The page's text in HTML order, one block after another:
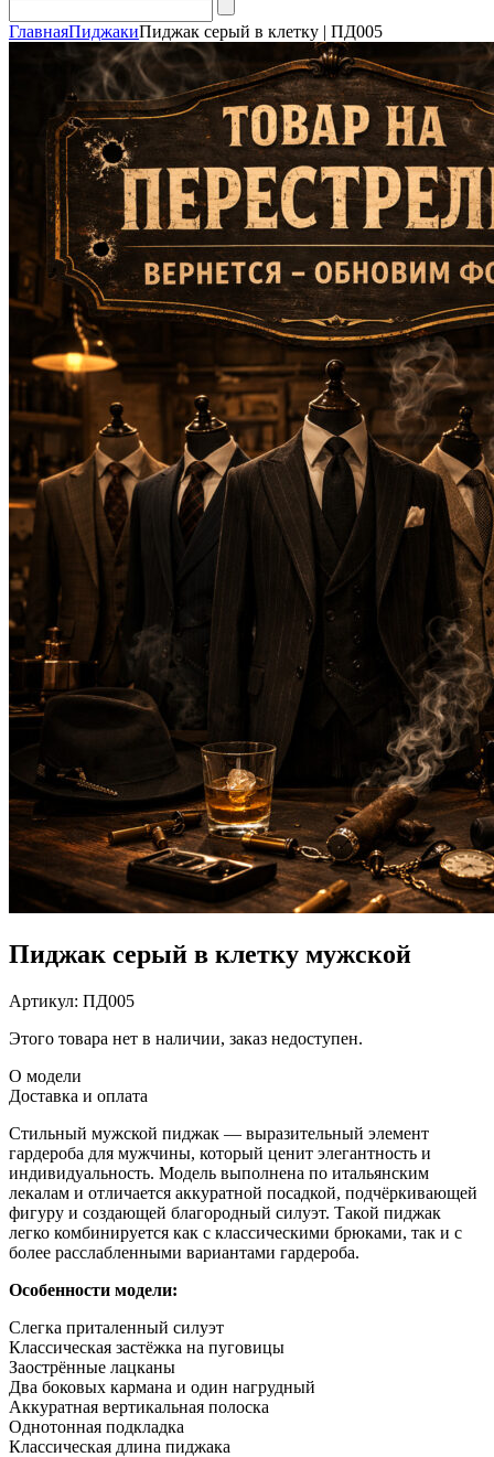
ГлавнаяПиджакиПиджак серый в клетку | ПД005
Пиджак серый в клетку мужской
Артикул: ПД005
Этого товара нет в наличии, заказ недоступен.
О модели
Доставка и оплата
Стильный мужской пиджак — выразительный элемент
гардероба для мужчины, который ценит элегантность и
индивидуальность. Модель выполнена по итальянским
лекалам и отличается аккуратной посадкой, подчёркивающей
фигуру и создающей благородный силуэт. Такой пиджак
легко комбинируется как с классическими брюками, так и с
более расслабленными вариантами гардероба.
Особенности модели:
Слегка приталенный силуэт
Классическая застёжка на пуговицы
Заострённые лацканы
Два боковых кармана и один нагрудный
Аккуратная вертикальная полоска
Однотонная подкладка
Классическая длина пиджака